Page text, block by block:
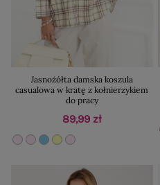
Jasnożółta damska koszula
casualowa w kratę z kołnierzykiem
do pracy
89,99 zł